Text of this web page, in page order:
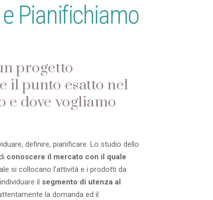
Pianifichiamo
progetto
il punto esatto nel
e dove vogliamo
definire, pianificare. Lo studio dello
conoscere il mercato con il quale
si collocano l’attività e i prodotti da
il segmento di utenza al
la domanda ed il